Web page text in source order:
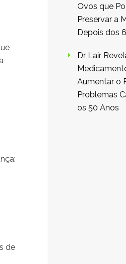
de
Ovos que
Preservar a
Depois dos
Dr Lair
Aumentar o
Problemas
os 50 Anos